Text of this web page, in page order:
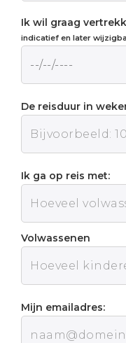
Ik wil graag
indicatief en later
De reisduur in
Ik ga op reis met:
Volwassenen
Mijn emailadres: